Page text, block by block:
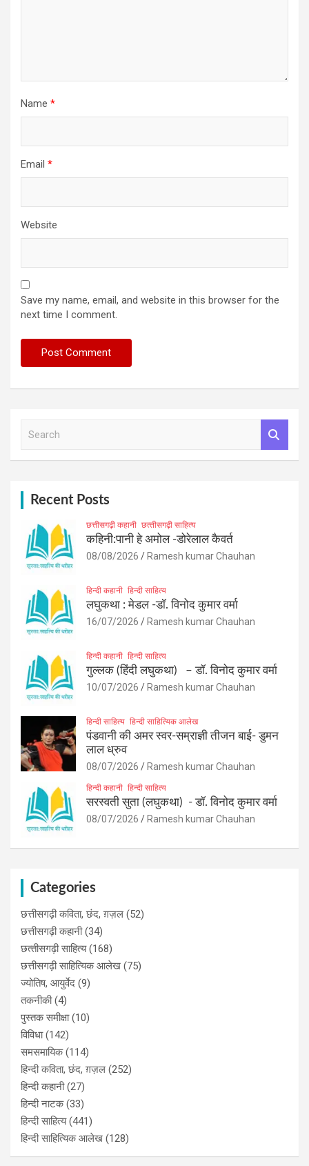
Name *
Email *
Website
Save my name, email, and website in this browser for the
next time I comment.
Recent Posts
छत्तीसगढ़ी कहानी छत्‍तीसगढ़ी साहित्‍य
कहिनी:पानी हे अमोल -डोरेलाल कैवर्त
08/08/2026 Ramesh kumar Chauhan
हिन्दी कहानी हिन्दी साहित्य
लघुकथा : मेडल -डॉ. विनोद कुमार वर्मा
16/07/2026 Ramesh kumar Chauhan
हिन्दी कहानी हिन्दी साहित्य
गुल्लक (हिंदी लघुकथा) – डॉ. विनोद कुमार वर्मा
10/07/2026 Ramesh kumar Chauhan
हिन्दी साहित्य हिन्दी साहित्यिक आलेख
पंडवानी की अमर स्वर-सम्राज्ञी तीजन बाई- डुमन
लाल ध्रुव
08/07/2026 Ramesh kumar Chauhan
हिन्दी कहानी हिन्दी साहित्य
सरस्वती सुता (लघुकथा) ​- डॉ. विनोद कुमार वर्मा
08/07/2026 Ramesh kumar Chauhan
Categories
छत्तीसगढ़ी कविता, छंद, ग़ज़ल (52)
छत्तीसगढ़ी कहानी(34)
छत्‍तीसगढ़ी साहित्‍य(168)
छत्तीसगढ़ी साहित्यिक आलेख (75)
ज्योतिष, आयुर्वेद (9)
तकनीकी(4)
पुस्‍तक समीक्षा(10)
विविधा(142)
समसमायिक(114)
हिन्दी कविता, छंद, ग़ज़ल (252)
हिन्दी कहानी(27)
हिन्‍दी नाटक(33)
हिन्दी साहित्य(441)
हिन्दी साहित्यिक आलेख (128)